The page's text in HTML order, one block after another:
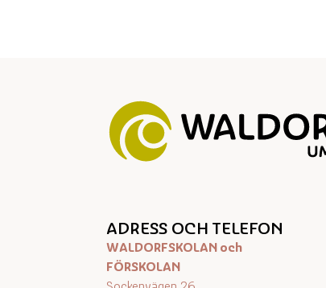
ADRESS OCH TELEFON
WALDORFSKOLAN och
FÖRSKOLAN